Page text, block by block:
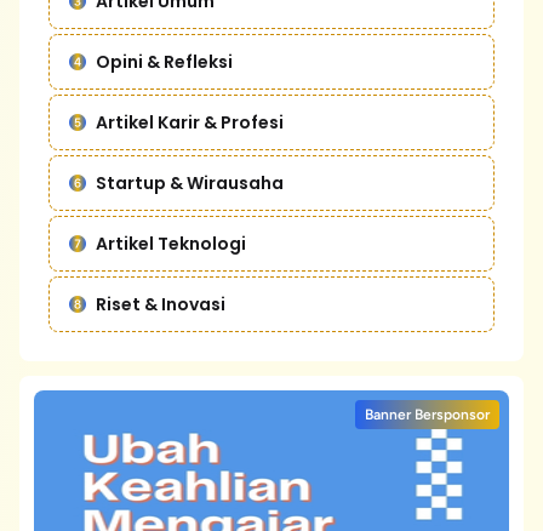
Opini & Refleksi
Artikel Karir & Profesi
Startup & Wirausaha
Artikel Teknologi
Riset & Inovasi
Banner Bersponsor